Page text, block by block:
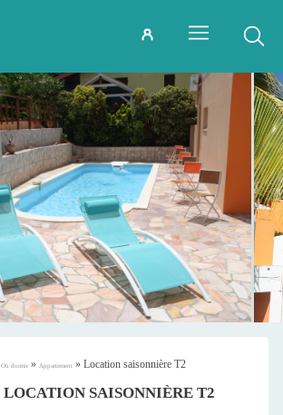
Où dormir » Appartement » Location saisonnière T2
LOCATION SAISONNIÈRE T2